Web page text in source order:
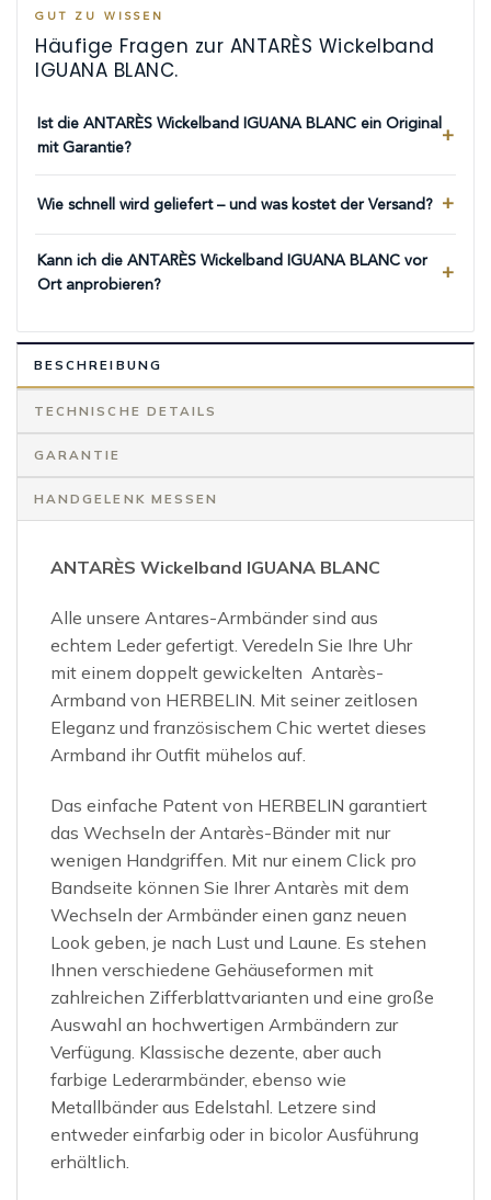
GUT ZU WISSEN
Häufige Fragen zur ANTARÈS Wickelband
IGUANA BLANC.
Ist die ANTARÈS Wickelband IGUANA BLANC ein Original
mit Garantie?
Wie schnell wird geliefert – und was kostet der Versand?
Kann ich die ANTARÈS Wickelband IGUANA BLANC vor
Ort anprobieren?
BESCHREIBUNG
TECHNISCHE DETAILS
GARANTIE
HANDGELENK MESSEN
ANTARÈS Wickelband IGUANA BLANC
Alle unsere Antares-Armbänder sind aus
echtem Leder gefertigt. Veredeln Sie Ihre Uhr
mit einem doppelt gewickelten Antarès-
Armband von HERBELIN. Mit seiner zeitlosen
Eleganz und französischem Chic wertet dieses
Armband ihr Outfit mühelos auf.
Das einfache Patent von HERBELIN garantiert
das Wechseln der Antarès-Bänder mit nur
wenigen Handgriffen. Mit nur einem Click pro
Bandseite können Sie Ihrer Antarès mit dem
Wechseln der Armbänder einen ganz neuen
Look geben, je nach Lust und Laune. Es stehen
Ihnen verschiedene Gehäuseformen mit
zahlreichen Zifferblattvarianten und eine große
Auswahl an hochwertigen Armbändern zur
Verfügung. Klassische dezente, aber auch
farbige Lederarmbänder, ebenso wie
Metallbänder aus Edelstahl. Letzere sind
entweder einfarbig oder in bicolor Ausführung
erhältlich.